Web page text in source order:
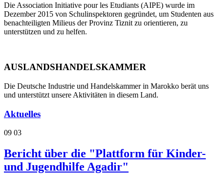
Die Association Initiative pour les Etudiants (AIPE) wurde im
Dezember 2015 von Schulinspektoren gegründet, um Studenten aus
benachteiligten Milieus der Provinz Tiznit zu orientieren, zu
unterstützen und zu helfen.
AUSLANDSHANDELSKAMMER
Die Deutsche Industrie und Handelskammer in Marokko berät uns
und unterstützt unsere Aktivitäten in diesem Land.
Aktuelles
09 03
Bericht über die "Plattform für Kinder-
und Jugendhilfe Agadir"